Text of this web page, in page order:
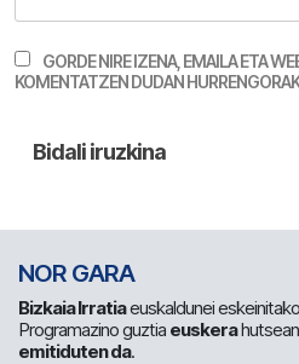
GORDE NIRE IZENA, EMAILA ETA
KOMENTATZEN DUDAN
NOR GARA
Bizkaia Irratiaeuskaldunei
Programazino guztia euskera
emitiduten da.